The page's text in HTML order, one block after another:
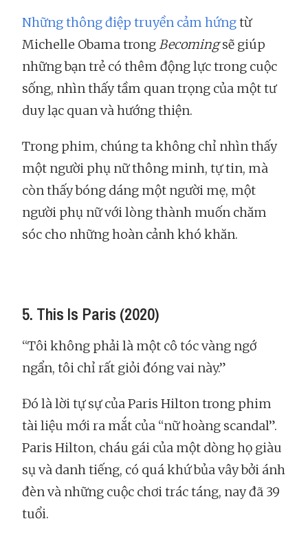
Những thông điệp truyền cảm hứngtừ
Michelle Obama trongBecomingsẽ giúp
những bạn trẻ có thêm động lực trong cuộc
sống, nhìn thấy tầm quan trọng của một tư
duy lạc quan và hướng thiện.
Trong phim, chúng ta không chỉ nhìn thấy
một người phụ nữ thông minh, tự tin, mà
còn thấy bóng dáng một người mẹ, một
người phụ nữ với lòng thành muốn chăm
sóc cho những hoàn cảnh khó khăn.
5. This Is Paris (2020)
“Tôi không phải là một cô tóc vàng ngớ
ngẩn, tôi chỉ rất giỏi đóng vai này.”
Đó là lời tự sự của Paris Hilton trong phim
tài liệu mới ra mắt của “nữ hoàng scandal”.
Paris Hilton, cháu gái của một dòng họ giàu
sụ và danh tiếng, có quá khứ bủa vây bởi ánh
đèn và những cuộc chơi trác táng, nay đã 39
tuổi.